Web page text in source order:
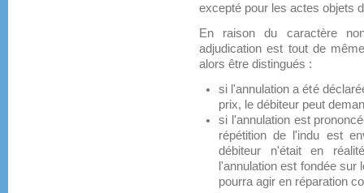
excepté pour les actes objets
En raison du caractère
adjudication est tout de
alors être distingués :
si l'annulation a été
prix, le débiteur peut
si l'annulation est
répétition de l'indu est
débiteur n'était en
l'annulation est fondée sur
pourra agir en réparation